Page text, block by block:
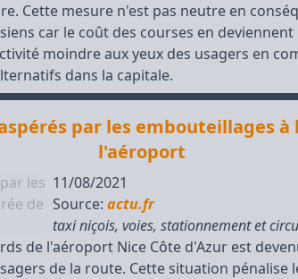
Cette mesure n'est pas neutre en
car le coût des courses en deviennent
moindre aux yeux des usagers en
dans la capitale.
par les embouteillages à
l'aéroport
11/08/2021
Source: actu.fr
taxi niçois, voies, stationnement et
de l'aéroport Nice Côte d'Azur est
de la route. Cette situation pénalise